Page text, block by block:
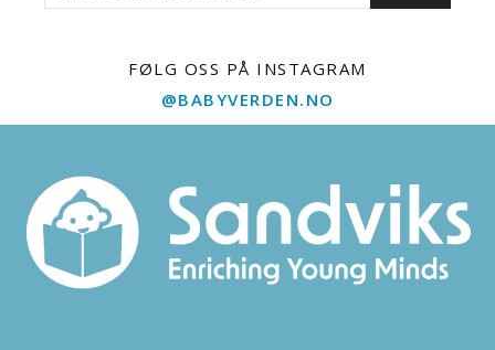
FØLG OSS PÅ INSTAGRAM
@BABYVERDEN.NO